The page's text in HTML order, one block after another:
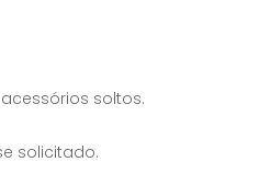
soltos.
solicitado.